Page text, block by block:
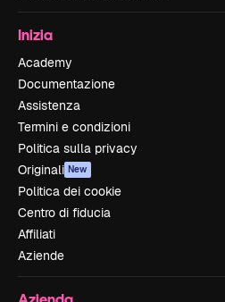
Inizia
Academy
Documentazione
Assistenza
Termini e condizioni
Politica sulla privacy
Originali New
Politica dei cookie
Centro di fiducia
Affiliati
Aziende